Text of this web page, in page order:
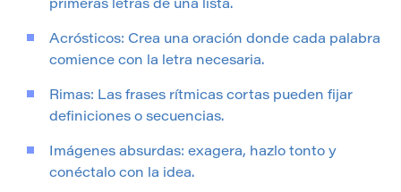
primeras letras de una lista.
Acrósticos: Crea una oración donde cada palabra
comience con la letra necesaria.
Rimas: Las frases rítmicas cortas pueden fijar
definiciones o secuencias.
Imágenes absurdas: exagera, hazlo tonto y
conéctalo con la idea.